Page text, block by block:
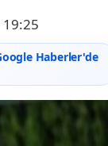
Haberler'de